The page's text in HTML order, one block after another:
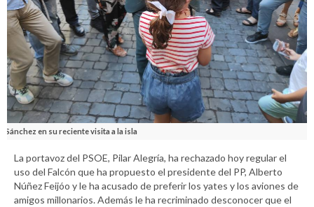
Sánchez en su reciente visita a la isla
La portavoz del PSOE, Pilar Alegría, ha rechazado hoy regular el
uso del Falcón que ha propuesto el presidente del PP, Alberto
Núñez Feijóo y le ha acusado de preferir los yates y los aviones de
amigos millonarios. Además le ha recriminado desconocer que el